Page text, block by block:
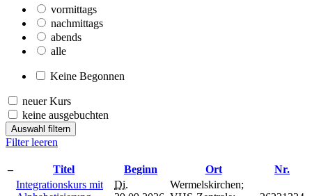
vormittags
nachmittags
abends
alle
Keine Begonnen
neuer Kurs
keine ausgebuchten
Auswahl filtern
Filter leeren
– Titel Beginn Ort
Nr.
Integrationskurs mit
Di.
Wermelskirchen;